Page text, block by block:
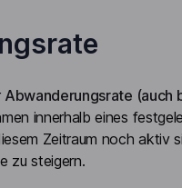
Abwanderungsrate (auch
innerhalb eines
Zeitraum noch aktiv
zu steigern.